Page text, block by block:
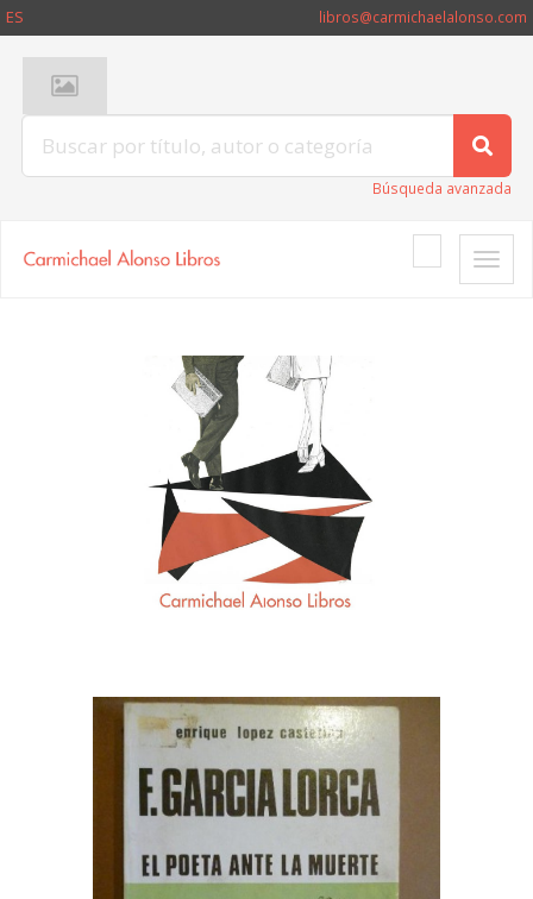
ES libros@carmichaelalonso.com
Búsqueda avanzada
Toggle